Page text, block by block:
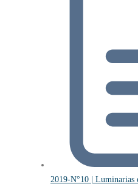
2019-N°10 | Luminarias